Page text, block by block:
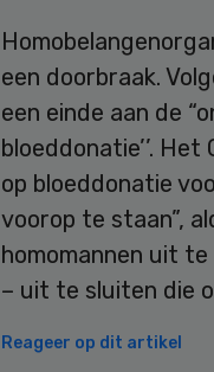
een doorbraak.
een einde aan de
bloeddonatie’’.
op bloeddonatie
voorop te staan”,
homomannen uit te
– uit te sluiten die
Reageer op dit artikel